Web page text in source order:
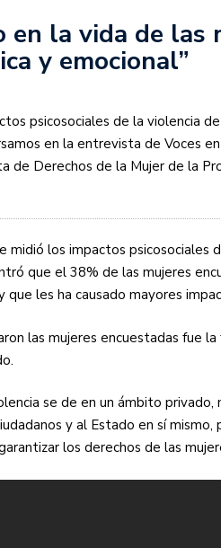
en la vida de las
y emocional”
psicosociales de la violencia
en la entrevista de Voces
de Derechos de la Mujer de la
midió los impactos psicosociales
que el 38% de las mujeres
que les ha causado mayores
las mujeres encuestadas fue
se de en un ámbito privado,
y al Estado en sí
los derechos de las